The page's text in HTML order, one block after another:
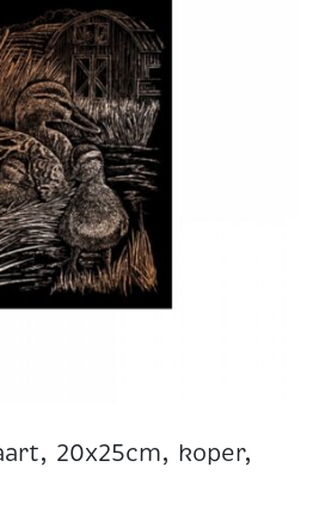
20x25cm, koper,